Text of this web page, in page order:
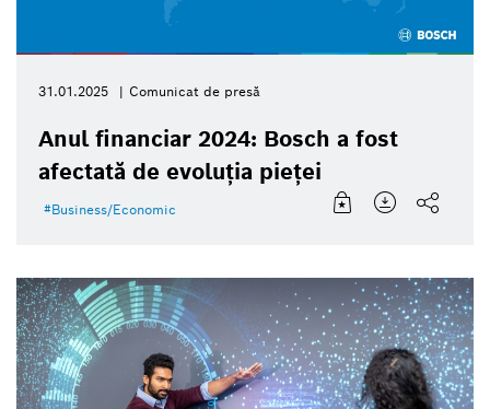
31.01.2025 Comunicat de presă
Anul financiar 2024: Bosch a fost
afectată de evoluția pieței
Business/Economic